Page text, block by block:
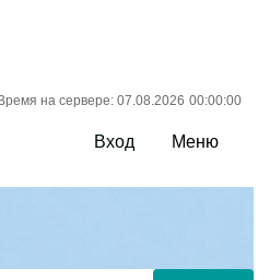
Время на сервере: 07.08.2026 00:00:00
Вход Меню